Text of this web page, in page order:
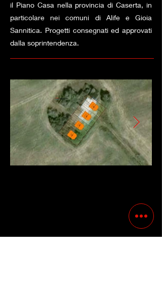
il Piano Casa nella provincia di Caserta, in
particolare nei comuni di Alife e Gioia
Sannitica. Progetti consegnati ed approvati
dalla soprintendenza.